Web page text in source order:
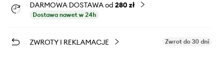
DARMOWA DOSTAWA od 280 zł
Dostawa nawet w 24h
ZWROTY I REKLAMACJE Zwrot do 30 dni